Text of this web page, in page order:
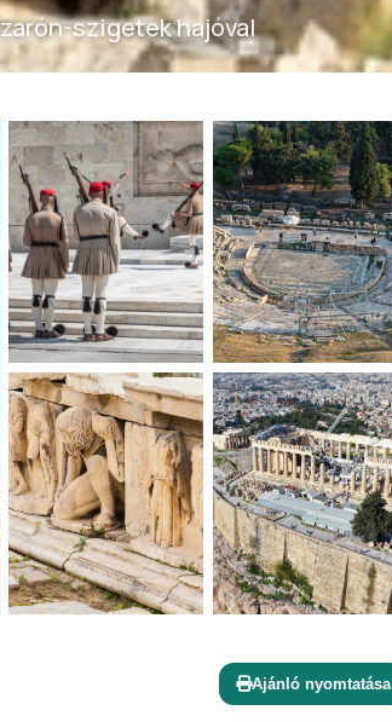
szigetek hajóval
Ajánló nyomtatása